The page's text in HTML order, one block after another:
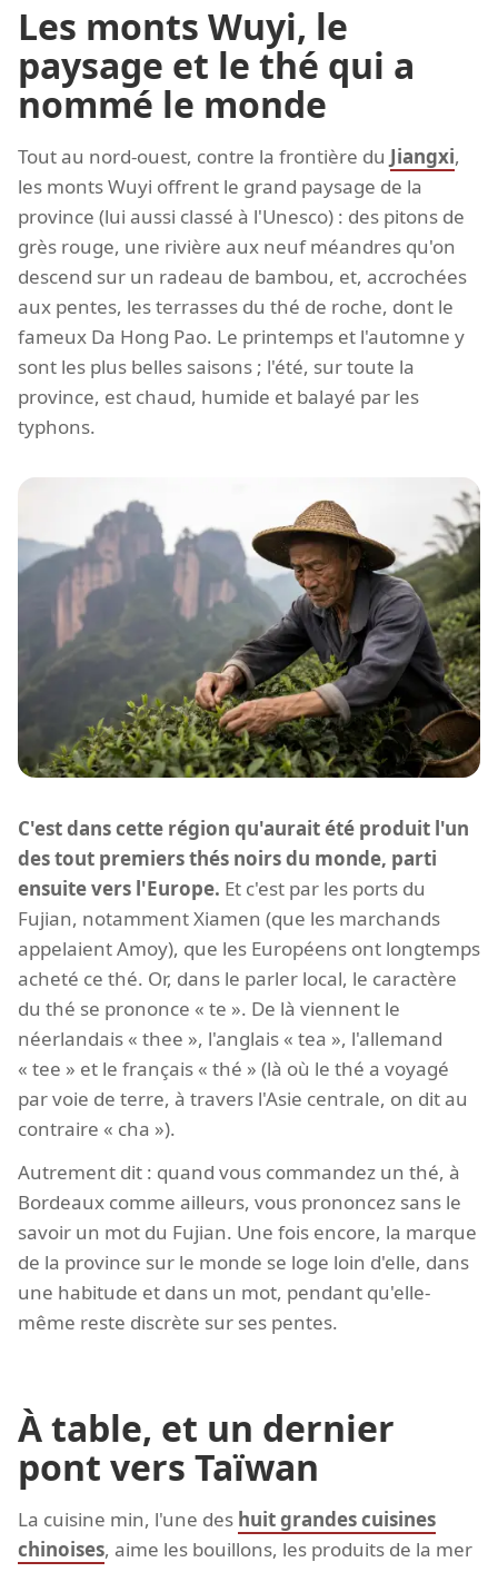
Les monts Wuyi, le
paysage et le thé qui a
nommé le monde
Tout au nord-ouest, contre la frontière du Jiangxi,
les monts Wuyi offrent le grand paysage de la
province (lui aussi classé à l'Unesco) : des pitons de
grès rouge, une rivière aux neuf méandres qu'on
descend sur un radeau de bambou, et, accrochées
aux pentes, les terrasses du thé de roche, dont le
fameux Da Hong Pao. Le printemps et l'automne y
sont les plus belles saisons ; l'été, sur toute la
province, est chaud, humide et balayé par les
typhons.
C'est dans cette région qu'aurait été produit l'un
des tout premiers thés noirs du monde, parti
ensuite vers l'Europe. Et c'est par les ports du
Fujian, notamment Xiamen (que les marchands
appelaient Amoy), que les Européens ont longtemps
acheté ce thé. Or, dans le parler local, le caractère
du thé se prononce « te ». De là viennent le
néerlandais « thee », l'anglais « tea », l'allemand
« tee » et le français « thé » (là où le thé a voyagé
par voie de terre, à travers l'Asie centrale, on dit au
contraire « cha »).
Autrement dit : quand vous commandez un thé, à
Bordeaux comme ailleurs, vous prononcez sans le
savoir un mot du Fujian. Une fois encore, la marque
de la province sur le monde se loge loin d'elle, dans
une habitude et dans un mot, pendant qu'elle-
même reste discrète sur ses pentes.
À table, et un dernier
pont vers Taïwan
La cuisine min, l'une des huit grandes cuisines
chinoises, aime les bouillons, les produits de la mer